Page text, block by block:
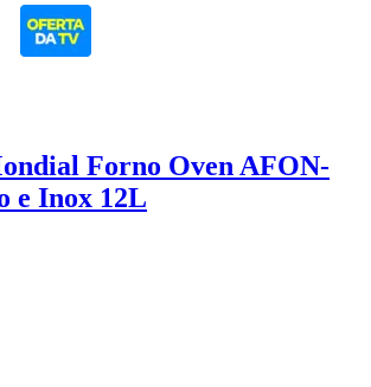
Forno Oven AFON-
e Inox 12L